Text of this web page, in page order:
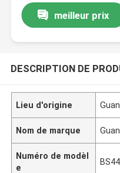
meilleur prix
DESCRIPTION DE
Lieu d'origine
Nom de marque
Numéro de modèl
e